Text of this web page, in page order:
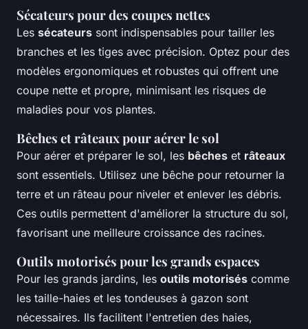
Sécateurs pour des coupes nettes
Les sécateurs sont indispensables pour tailler les
branches et les tiges avec précision. Optez pour des
modèles ergonomiques et robustes qui offrent une
coupe nette et propre, minimisant les risques de
maladies pour vos plantes.
Bêches et râteaux pour aérer le sol
Pour aérer et préparer le sol, les bêches et râteaux
sont essentiels. Utilisez une bêche pour retourner la
terre et un râteau pour niveler et enlever les débris.
Ces outils permettent d'améliorer la structure du sol,
favorisant une meilleure croissance des racines.
Outils motorisés pour les grands espaces
Pour les grands jardins, les outils motorisés comme
les taille-haies et les tondeuses à gazon sont
nécessaires. Ils facilitent l'entretien des haies,